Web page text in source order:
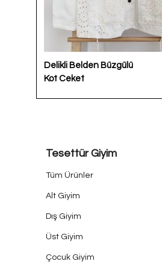
Delikli Belden Büzgülü
Kot Ceket
Tesettür Giyim
Tüm Ürünler
Alt Giyim
Dış Giyim
Üst Giyim
Çocuk Giyim